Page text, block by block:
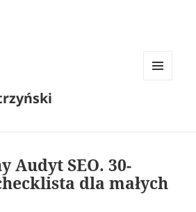
Audyt SEO. 30-
dla małych